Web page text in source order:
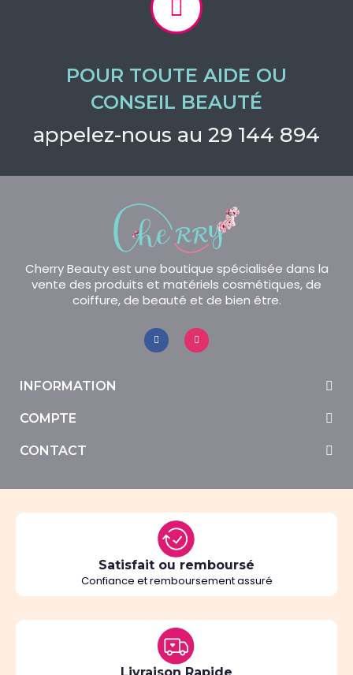
POUR TOUTE AIDE OU
CONSEIL BEAUTÉ
appelez-nous au 29 144 894
Cherry Beauty est une boutique spécialisée dans la
vente des produits et matériels cosmétiques, de
coiffure, de beauté et de bien être.
INFORMATION
COMPTE
CONTACT
Satisfait ou remboursé
Confiance et remboursement assuré